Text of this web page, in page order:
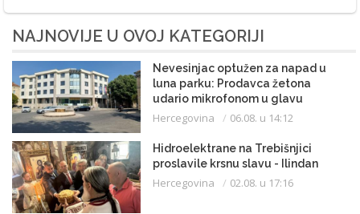
NAJNOVIJE U OVOJ KATEGORIJI
Nevesinjac optužen za napad u
luna parku: Prodavca žetona
udario mikrofonom u glavu
Hercegovina 06.08. u 14:12
Hidroelektrane na Trebišnjici
proslavile krsnu slavu - Ilindan
Hercegovina 02.08. u 17:16